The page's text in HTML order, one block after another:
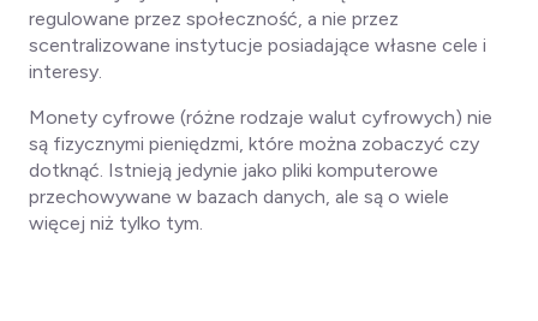
regulowane przez społeczność, a nie przez
scentralizowane instytucje posiadające własne cele i
interesy.
Monety cyfrowe (różne rodzaje walut cyfrowych) nie
są fizycznymi pieniędzmi, które można zobaczyć czy
dotknąć. Istnieją jedynie jako pliki komputerowe
przechowywane w bazach danych, ale są o wiele
więcej niż tylko tym.